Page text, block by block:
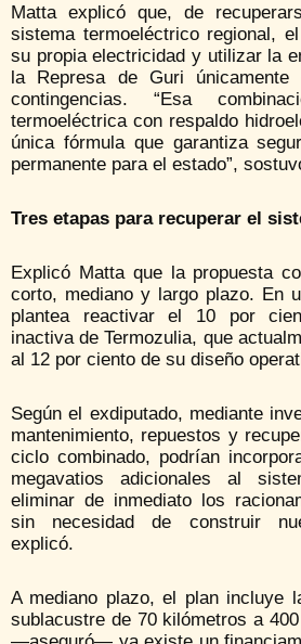
Matta explicó que, de
sistema termoeléctrico regional,
su propia electricidad y utilizar la
la Represa de Guri únicamente
contingencias. “Esa
termoeléctrica con respaldo
única fórmula que garantiza
permanente para el estado”,
Tres etapas para recuperar el
Explicó Matta que la propuesta
corto, mediano y largo plazo. En
plantea reactivar el 10 por
inactiva de Termozulia, que
al 12 por ciento de su diseño
Según el exdiputado, mediante
mantenimiento, repuestos y
ciclo combinado, podrían
megavatios adicionales al
eliminar de inmediato los
sin necesidad de construir
explicó.
A mediano plazo, el plan incluye
sublacustre de 70 kilómetros a